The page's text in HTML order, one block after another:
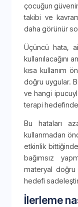
çocuğun
takibi ve
daha görünür
Üçüncü hata,
kullanılacağını
kısa kullanım
doğru uygular.
ve hangi
terapi
Bu hataları
kullanmadan
etkinlik
bağımsız
materyal
hedefi
İlerleme